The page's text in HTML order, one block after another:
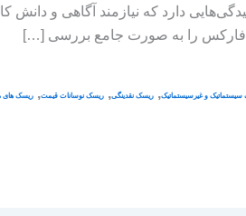
دارد که نیازمند آگاهی و دانش
فارکس را به صورت جامع بررسی […]
و غیرسیستماتیک, ریسک نقدینگی, ریسک نوسانات قیمت, ریسک های